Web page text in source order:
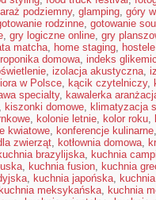
podziemny, glamping, góry
rodzinne, gotowanie
, gry logiczne online, gry
matcha, home staging,
domowa, indeks
, izolacja akustyczna,
w Polsce, kącik czytelniczy,
specialty, kawalerka
, kiszonki domowe, klimatyzacja
, kolonie letnie, kolor roku,
kwiatowe, konferencje kulinarne
zwierząt, kotłownia domowa,
brazylijska, kuchnia
, kuchnia fusion, kuchnia
, kuchnia japońska,
kuchnia meksykańska, kuchnia